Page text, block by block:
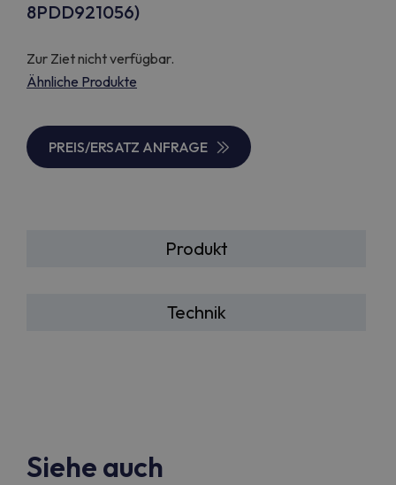
8PDD921056)
Zur Ziet nicht verfügbar.
Ähnliche Produkte
PREIS/ERSATZ ANFRAGE
Produkt
Technik
Siehe auch